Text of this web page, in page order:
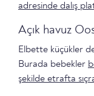
adresinde dalış
Açık havuz
Elbette küçükler
Burada bebekler
şekilde etrafta